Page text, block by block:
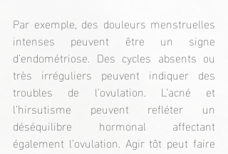
Par exemple, des douleurs menstruelles
intenses peuvent être un signe
d’endométriose. Des cycles absents ou
très irréguliers peuvent indiquer des
troubles de l’ovulation. L’acné et
l’hirsutisme peuvent refléter un
déséquilibre hormonal affectant
également l’ovulation. Agir tôt peut faire